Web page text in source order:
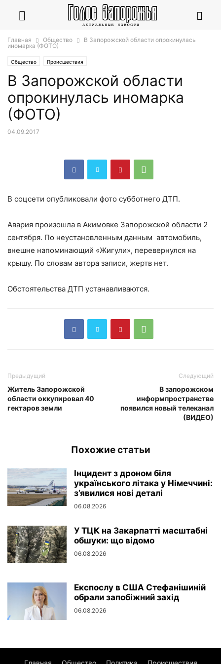
Главная Общество
В Запорожской области опрокинулась
иномарка (ФОТО)
Общество Происшествия
В Запорожской области
опрокинулась иномарка
(ФОТО)
04.09.2017
В соцсети опубликовали фото субботнего ДТП.
Авария произошла в Акимовке Запорожской области 2
сентября. По неустановленным данным автомобиль,
внешне напоминающий «Жигули», перевернулся на
крышу. По словам автора записи, жертв нет.
Обстоятельства ДТП устанавливаются.
Предыдущий
Житель Запорожской
области оккупировал 40
гектаров земли
Следующий
В запорожском
информпространстве
появился новый телеканал
(ВИДЕО)
Похожие статьи
Інцидент з дроном біля
українського літака у Німеччині:
з’явилися нові деталі
06.08.2026
У ТЦК на Закарпатті масштабні
обшуки: що відомо
06.08.2026
Експослу в США Стефанішиній
обрали запобіжний захід
06.08.2026